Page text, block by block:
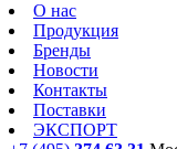
О нас
Продукция
Бренды
Новости
Контакты
Поставки
ЭКСПОРТ